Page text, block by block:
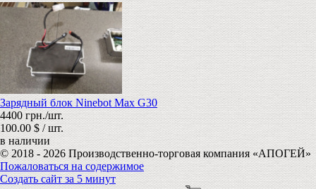
Зарядный блок Ninebot Max G30
4400 грн./шт.
100.00 $ / шт.
в наличии
© 2018 - 2026 Производственно-торговая компания «АПОГЕЙ»
Пожаловаться на содержимое
Создать сайт за 5 минут